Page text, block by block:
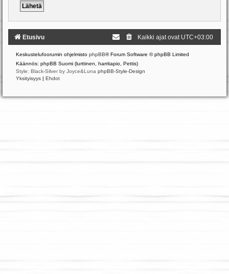
Etusivu Kaikki ajat ovat UTC+03:00
Keskustelufoorumin ohjelmisto phpBB® Forum Software © phpBB Limited
Käännös: phpBB Suomi (lurttinen, harritapio, Pettis)
Style: Black-Silver by Joyce&Luna phpBB-Style-Design
Yksityisyys | Ehdot